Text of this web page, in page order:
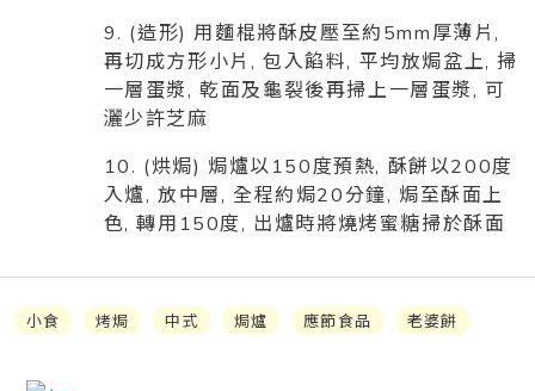
9. (造形) 用麵棍將酥皮壓至約5mm厚薄片,
再切成方形小片, 包入餡料, 平均放焗盆上, 掃
一層蛋漿, 乾面及龜裂後再掃上一層蛋漿, 可
灑少許芝麻
10. (烘焗) 焗爐以150度預熱, 酥餅以200度
入爐, 放中層, 全程約焗20分鐘, 焗至酥面上
色, 轉用150度, 出爐時將燒烤蜜糖掃於酥面
小食 烤焗 中式 焗爐 應節食品 老婆餅